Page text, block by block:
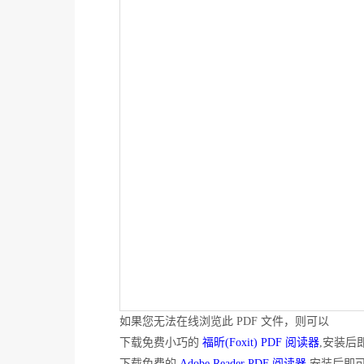
如果您无法在线浏览此 PDF 文件，则可以
下载免费小巧的 福昕(Foxit) PDF 阅读器,安装后